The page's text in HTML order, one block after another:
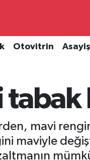
Otovitrin Asayiş
mavi
maviyle